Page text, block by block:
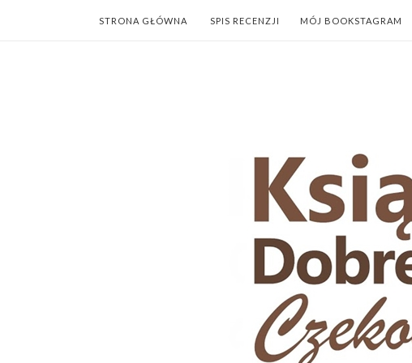
STRONA GŁÓWNA SPIS RECENZJI MÓJ BOOKSTAGRAM